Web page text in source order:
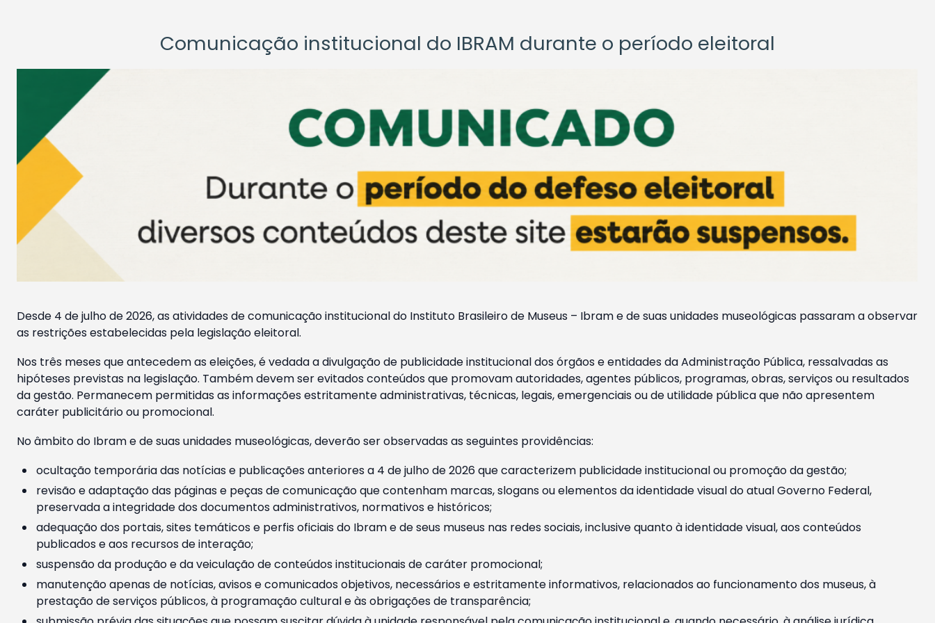
Comunicação institucional do IBRAM durante o período eleitoral
Desde 4 de julho de 2026, as atividades de comunicação institucional do Instituto Brasileiro de Museus – Ibram e de suas unidades museológicas passaram a observar
as restrições estabelecidas pela legislação eleitoral.
Nos três meses que antecedem as eleições, é vedada a divulgação de publicidade institucional dos órgãos e entidades da Administração Pública, ressalvadas as
hipóteses previstas na legislação. Também devem ser evitados conteúdos que promovam autoridades, agentes públicos, programas, obras, serviços ou resultados
da gestão. Permanecem permitidas as informações estritamente administrativas, técnicas, legais, emergenciais ou de utilidade pública que não apresentem
caráter publicitário ou promocional.
No âmbito do Ibram e de suas unidades museológicas, deverão ser observadas as seguintes providências:
ocultação temporária das notícias e publicações anteriores a 4 de julho de 2026 que caracterizem publicidade institucional ou promoção da gestão;
revisão e adaptação das páginas e peças de comunicação que contenham marcas, slogans ou elementos da identidade visual do atual Governo Federal,
preservada a integridade dos documentos administrativos, normativos e históricos;
adequação dos portais, sites temáticos e perfis oficiais do Ibram e de seus museus nas redes sociais, inclusive quanto à identidade visual, aos conteúdos
publicados e aos recursos de interação;
suspensão da produção e da veiculação de conteúdos institucionais de caráter promocional;
manutenção apenas de notícias, avisos e comunicados objetivos, necessários e estritamente informativos, relacionados ao funcionamento dos museus, à
prestação de serviços públicos, à programação cultural e às obrigações de transparência;